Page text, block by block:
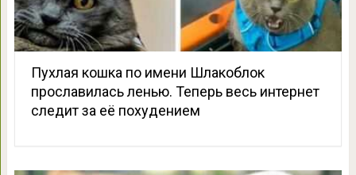
Пухлая кошка по имени Шлакоблок
прославилась ленью. Теперь весь интернет
следит за её похудением